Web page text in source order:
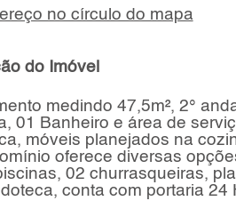
no círculo do mapa
do Imóvel
medindo 47,5m², 2°
01 Banheiro e área de
móveis planejados na
oferece diversas
02 churrasqueiras,
conta com portaria